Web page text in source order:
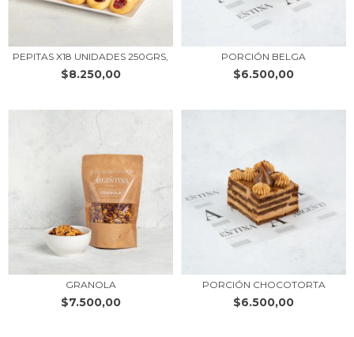
PEPITAS X18 UNIDADES 250GRS,
$8.250,00
PORCIÓN BELGA
$6.500,00
GRANOLA
$7.500,00
PORCIÓN CHOCOTORTA
$6.500,00